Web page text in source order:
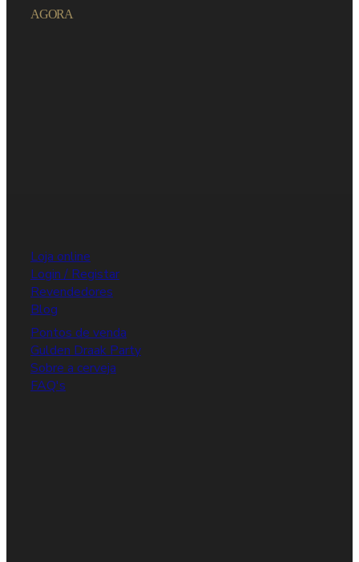
AGORA
Loja online
Login / Registar
Revendedores
Blog
Pontos de venda
Gulden Draak Party
Sobre a cerveja
FAQ's